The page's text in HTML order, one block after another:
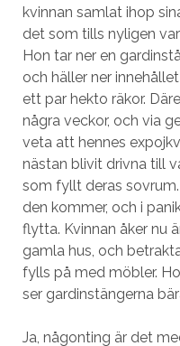
kvinnan samlat ihop
det som tills nyligen
Hon tar ner en
och häller ner
ett par hekto räkor.
några veckor, och via
veta att hennes
nästan blivit drivna till
som fyllt deras
den kommer, och i
flytta. Kvinnan åker nu
gamla hus, och
fylls på med möbler.
ser gardinstängerna
Ja, någonting är det